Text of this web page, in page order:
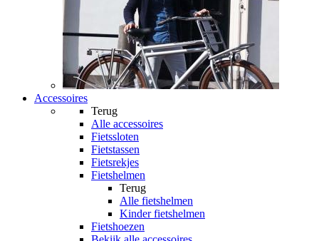
Accessoires
Terug
Alle accessoires
Fietssloten
Fietstassen
Fietsrekjes
Fietshelmen
Terug
Alle fietshelmen
Kinder fietshelmen
Fietshoezen